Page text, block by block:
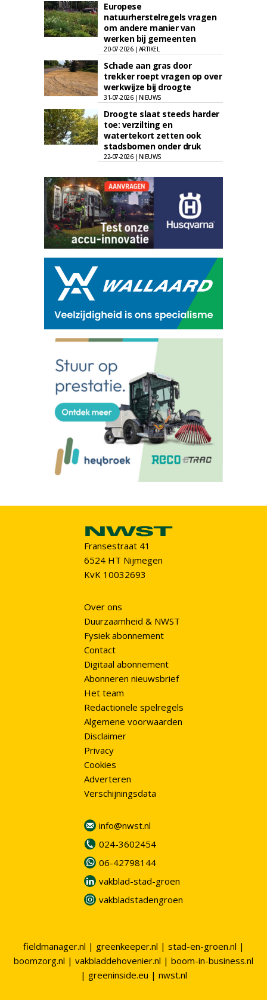
Europese
natuurherstelregels vragen
om andere manier van
werken bij gemeenten
20-07-2026 | ARTIKEL
Schade aan gras door
trekker roept vragen op over
werkwijze bij droogte
31-07-2026 | NIEUWS
Droogte slaat steeds harder
toe: verzilting en
watertekort zetten ook
stadsbomen onder druk
22-07-2026 | NIEUWS
Fransestraat 41
6524 HT Nijmegen
KvK 10032693
Over ons
Duurzaamheid & NWST
Fysiek abonnement
Contact
Digitaal abonnement
Abonneren nieuwsbrief
Het team
Redactionele spelregels
Algemene voorwaarden
Disclaimer
Privacy
Cookies
Adverteren
Verschijningsdata
info@nwst.nl
024-3602454
06-42798144
vakblad-stad-groen
vakbladstadengroen
fieldmanager.nl | greenkeeper.nl | stad-en-groen.nl |
boomzorg.nl | vakbladdehovenier.nl | boom-in-business.nl
| greeninside.eu | nwst.nl